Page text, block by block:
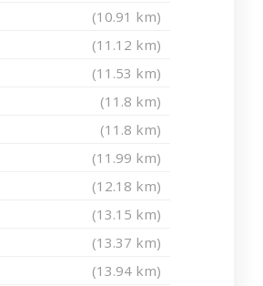
(10.91 km)
(11.12 km)
(11.53 km)
(11.8 km)
(11.8 km)
(11.99 km)
(12.18 km)
(13.15 km)
(13.37 km)
(13.94 km)